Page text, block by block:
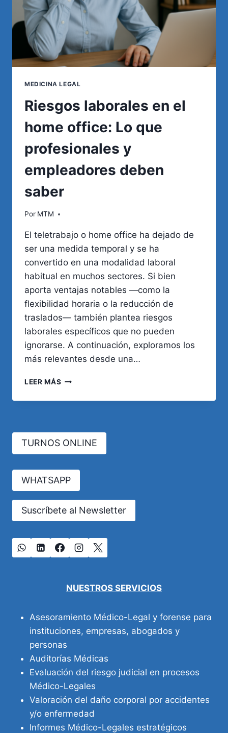
MEDICINA LEGAL
Riesgos laborales en el
home office: Lo que
profesionales y
empleadores deben
saber
Por MTM
El teletrabajo o home office ha dejado de
ser una medida temporal y se ha
convertido en una modalidad laboral
habitual en muchos sectores. Si bien
aporta ventajas notables —como la
flexibilidad horaria o la reducción de
traslados— también plantea riesgos
laborales específicos que no pueden
ignorarse. A continuación, exploramos los
más relevantes desde una…
LEER MÁS RIESGOS
EN
OFFICE:
LO
QUE
Y
SABER
TURNOS ONLINE
WHATSAPP
Suscríbete al Newsletter
NUESTROS SERVICIOS
Asesoramiento Médico-Legal y forense para
instituciones, empresas, abogados y
personas
Auditorías Médicas
Evaluación del riesgo judicial en procesos
Médico-Legales
Valoración del daño corporal por accidentes
y/o enfermedad
Informes Médico-Legales estratégicos